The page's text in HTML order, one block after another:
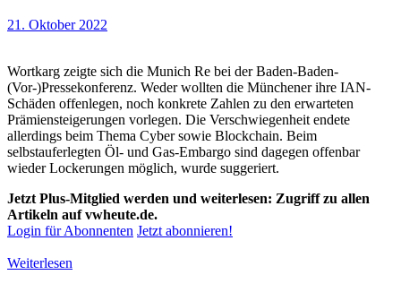
21. Oktober 2022
Wortkarg zeigte sich die Munich Re bei der Baden-Baden-
(Vor-)Pressekonferenz. Weder wollten die Münchener ihre IAN-
Schäden offenlegen, noch konkrete Zahlen zu den erwarteten
Prämiensteigerungen vorlegen. Die Verschwiegenheit endete
allerdings beim Thema Cyber sowie Blockchain. Beim
selbstauferlegten Öl- und Gas-Embargo sind dagegen offenbar
wieder Lockerungen möglich, wurde suggeriert.
Jetzt Plus-Mitglied werden und weiterlesen: Zugriff zu allen
Artikeln auf vwheute.de.
Login für Abonnenten Jetzt abonnieren!
Weiterlesen